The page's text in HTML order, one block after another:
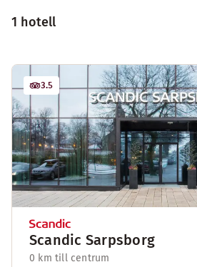
1 hotell
3.5
Scandic Sarpsborg
0 km till centrum